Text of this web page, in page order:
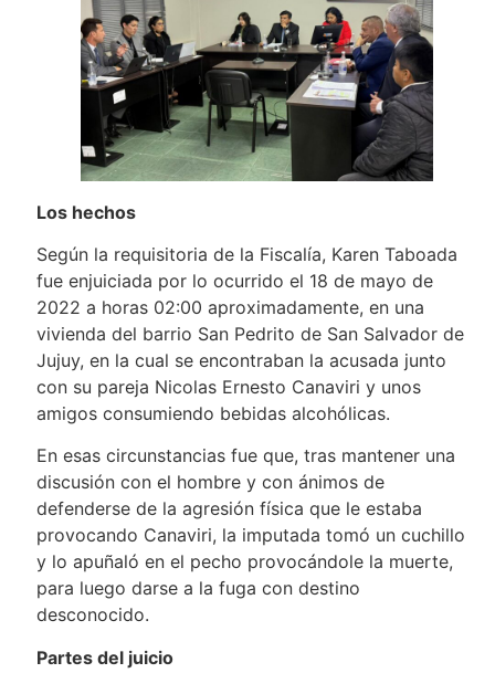
Los hechos
Según la requisitoria de la Fiscalía, Karen Taboada
fue enjuiciada por lo ocurrido el 18 de mayo de
2022 a horas 02:00 aproximadamente, en una
vivienda del barrio San Pedrito de San Salvador de
Jujuy, en la cual se encontraban la acusada junto
con su pareja Nicolas Ernesto Canaviri y unos
amigos consumiendo bebidas alcohólicas.
En esas circunstancias fue que, tras mantener una
discusión con el hombre y con ánimos de
defenderse de la agresión física que le estaba
provocando Canaviri, la imputada tomó un cuchillo
y lo apuñaló en el pecho provocándole la muerte,
para luego darse a la fuga con destino
desconocido.
Partes del juicio